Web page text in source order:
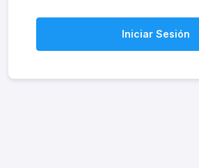
Iniciar Sesión